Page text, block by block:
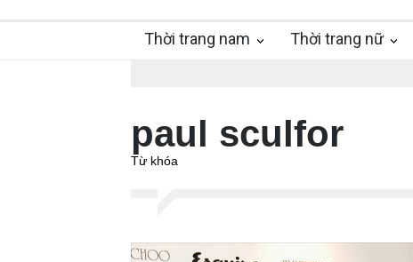
Thời trang nam Thời trang nữ
paul sculfor
Từ khóa